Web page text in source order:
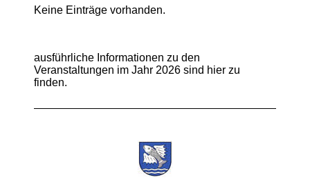
Keine Einträge vorhanden.
ausführliche Informationen zu den
Veranstaltungen im Jahr 2026 sind hier zu
finden.